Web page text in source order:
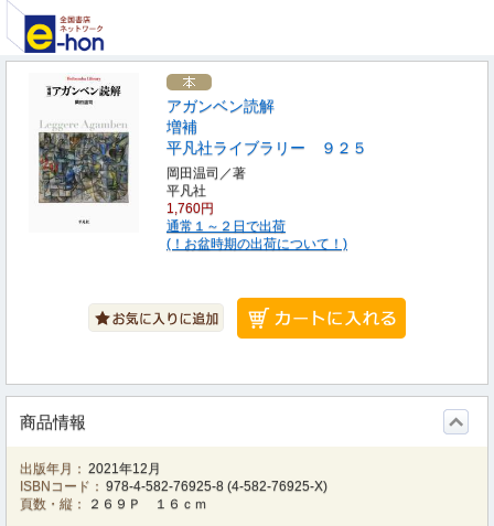
アガンベン読解
増補
平凡社ライブラリー ９２５
岡田温司／著
平凡社
1,760円
通常１～２日で出荷
(！お盆時期の出荷について！)
商品情報
出版年月： 2021年12月
ISBNコード： 978-4-582-76925-8 (4-582-76925-X)
頁数・縦：
２６９Ｐ １６ｃｍ